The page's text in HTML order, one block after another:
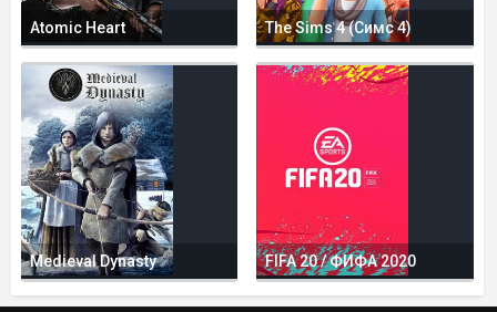
Atomic Heart The Sims 4 (Симс 4)
Medieval Dynasty FIFA 20 / ФИФА 2020